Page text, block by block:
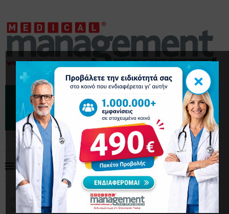
Home Διαχείριση
Η Οικονομική Επιτυχία ως Ιατρός
δεν Είναι και τόσο Δύσκολη
×
×